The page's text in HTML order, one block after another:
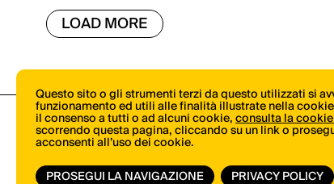
LOAD MORE
Questo sito o gli strumenti terzi da questo utilizzati si
funzionamento ed utili alle finalità illustrate nella
il consenso a tutti o ad alcuni cookie,consulta la
scorrendo questa pagina, cliccando su un link o
acconsenti all’uso dei cookie.
PROSEGUI LA NAVIGAZIONE
PRIVACY POLICY